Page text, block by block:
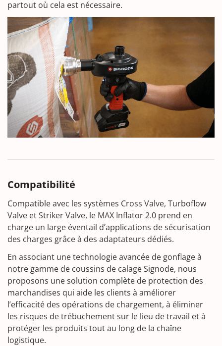
partout où cela est nécessaire.
Compatibilité
Compatible avec les systèmes Cross Valve, Turboflow
Valve et Striker Valve, le MAX Inflator 2.0 prend en
charge un large éventail d’applications de sécurisation
des charges grâce à des adaptateurs dédiés.
En associant une technologie avancée de gonflage à
notre gamme de coussins de calage Signode, nous
proposons une solution complète de protection des
marchandises qui aide les clients à améliorer
l’efficacité des opérations de chargement, à éliminer
les risques de trébuchement sur le lieu de travail et à
protéger les produits tout au long de la chaîne
logistique.